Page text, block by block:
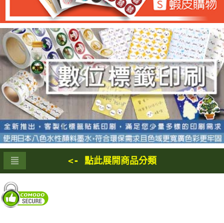
<- 點此展開商品分類